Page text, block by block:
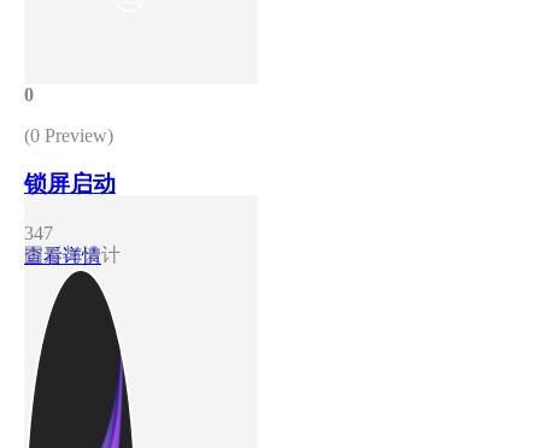
0
(0 Preview)
锁屏启动
347
查看详情
图形与设计